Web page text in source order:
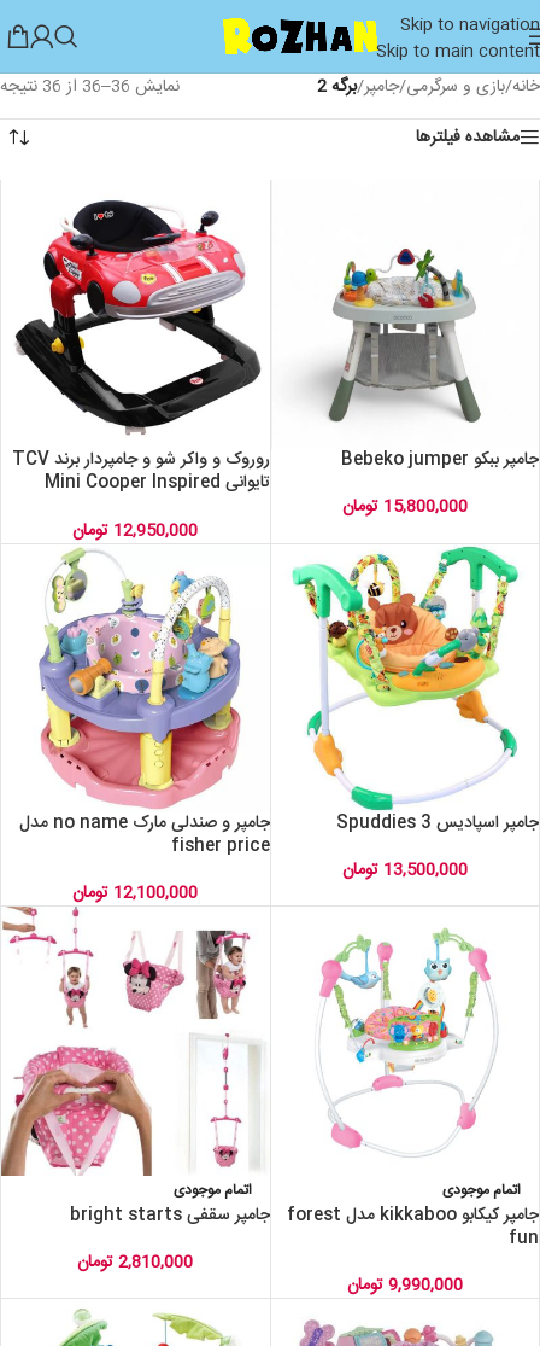
Skip to navigation
Skip to main content
خانه/بازی و سرگرمی/جامپر/برگه 2
نمایش 36–36 از 36 نتیجه
مشاهده فیلترها
جامپر ببکو Bebeko jumper
15,800,000 تومان
روروک و واکر شو و جامپردار برند TCV
تایوانی Mini Cooper Inspired
12,950,000 تومان
جامپر اسپادیس 3 Spuddies
13,500,000 تومان
جامپر و صندلی مارک no name مدل
fisher price
12,100,000 تومان
اتمام موجودی
جامپر کیکابو kikkaboo مدل forest
fun
9,990,000تومان
اتمام موجودی
جامپر سقفی bright starts
2,810,000تومان